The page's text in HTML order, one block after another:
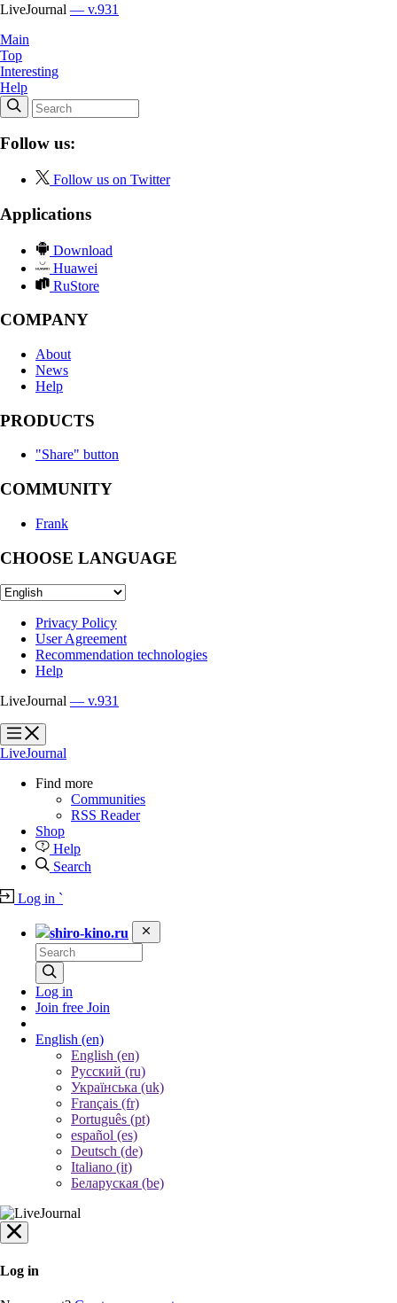
LiveJournal — v.931
Main
Top
Interesting
Help
Follow us:
Follow us on Twitter
Applications
Download
Huawei
RuStore
COMPANY
About
News
Help
PRODUCTS
"Share" button
COMMUNITY
Frank
CHOOSE LANGUAGE
Privacy Policy
User Agreement
Recommendation technologies
Help
LiveJournal — v.931
?
?
LiveJournal
Find more
Communities
RSS Reader
Shop
Help
Search
Log in `
shiro-kino.ru
Log in
Join free Join
English (en)
English (en)
Русский (ru)
Українська (uk)
Français (fr)
Português (pt)
español (es)
Deutsch (de)
Italiano (it)
Беларуская (be)
Log in